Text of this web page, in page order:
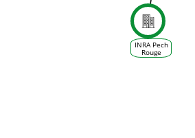
vigne, de
la plante
au
vignoble
INRA Pech
Rouge